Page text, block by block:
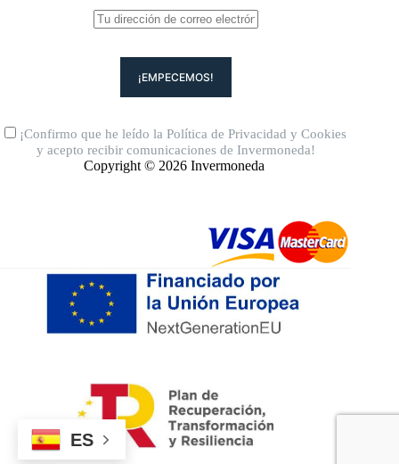
¡Confirmo que he leído laPolítica de Privacidad yCookies
y acepto recibir comunicaciones de Invermoneda!
Copyright © 2026 Invermoneda
ES